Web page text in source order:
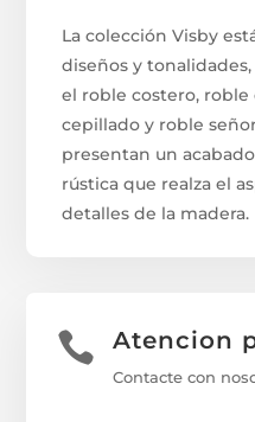
La colección Visby
diseños y
el roble costero,
cepillado y roble
presentan un
rústica que realza el
detalles de la madera.
 Atencion
Contacte con